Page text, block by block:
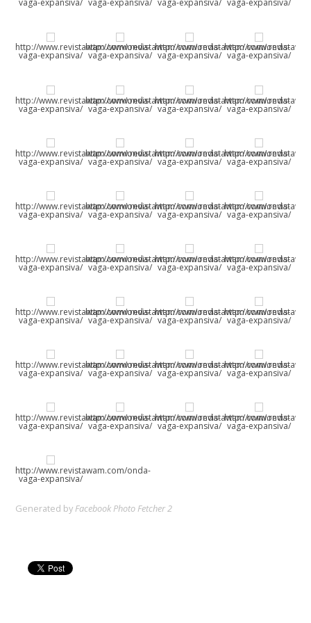
vaga-expansiva/ vaga-expansiva/ vaga-expansiva/ vaga-expansiva/
http://www.revistawam.com/onda-
vaga-expansiva/
http://www.revistawam.com/onda-
vaga-expansiva/
http://www.revistawam.com/onda-
vaga-expansiva/
http://
vaga-expansiva/
http://www.revistawam.com/onda-
vaga-expansiva/
http://www.revistawam.com/onda-
vaga-expansiva/
http://www.revistawam.com/onda-
vaga-expansiva/
http://
vaga-expansiva/
http://www.revistawam.com/onda-
vaga-expansiva/
http://www.revistawam.com/onda-
vaga-expansiva/
http://www.revistawam.com/onda-
vaga-expansiva/
http://
vaga-expansiva/
http://www.revistawam.com/onda-
vaga-expansiva/
http://www.revistawam.com/onda-
vaga-expansiva/
http://www.revistawam.com/onda-
vaga-expansiva/
http://
vaga-expansiva/
http://www.revistawam.com/onda-
vaga-expansiva/
http://www.revistawam.com/onda-
vaga-expansiva/
http://www.revistawam.com/onda-
vaga-expansiva/
http://
vaga-expansiva/
http://www.revistawam.com/onda-
vaga-expansiva/
http://www.revistawam.com/onda-
vaga-expansiva/
http://www.revistawam.com/onda-
vaga-expansiva/
http://
vaga-expansiva/
http://www.revistawam.com/onda-
vaga-expansiva/
http://www.revistawam.com/onda-
vaga-expansiva/
http://www.revistawam.com/onda-
vaga-expansiva/
http://
vaga-expansiva/
http://www.revistawam.com/onda-
vaga-expansiva/
http://www.revistawam.com/onda-
vaga-expansiva/
http://www.revistawam.com/onda-
vaga-expansiva/
http://
vaga-expansiva/
http://www.revistawam.com/onda-
vaga-expansiva/
Generated byFacebook Photo Fetcher 2